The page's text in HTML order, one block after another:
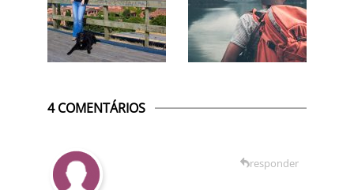
4 COMENTÁRIOS
responder